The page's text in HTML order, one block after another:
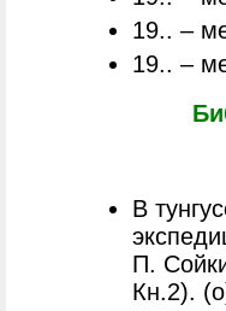
19.. –
19.. –
В
П.
Кн.2).